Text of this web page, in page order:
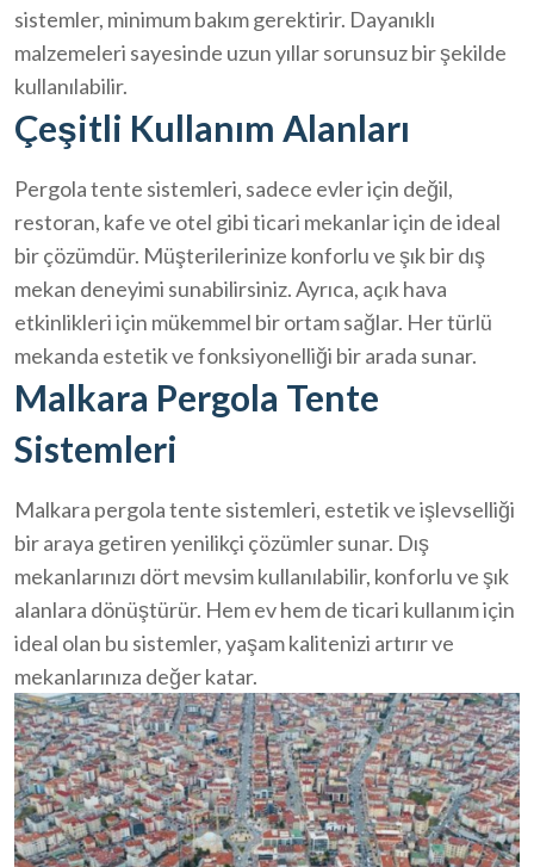
sistemler, minimum bakım gerektirir. Dayanıklı
malzemeleri sayesinde uzun yıllar sorunsuz bir şekilde
kullanılabilir.
Çeşitli Kullanım Alanları
Pergola tente sistemleri, sadece evler için değil,
restoran, kafe ve otel gibi ticari mekanlar için de ideal
bir çözümdür. Müşterilerinize konforlu ve şık bir dış
mekan deneyimi sunabilirsiniz. Ayrıca, açık hava
etkinlikleri için mükemmel bir ortam sağlar. Her türlü
mekanda estetik ve fonksiyonelliği bir arada sunar.
Malkara Pergola Tente
Sistemleri
Malkara pergola tente sistemleri, estetik ve işlevselliği
bir araya getiren yenilikçi çözümler sunar. Dış
mekanlarınızı dört mevsim kullanılabilir, konforlu ve şık
alanlara dönüştürür. Hem ev hem de ticari kullanım için
ideal olan bu sistemler, yaşam kalitenizi artırır ve
mekanlarınıza değer katar.